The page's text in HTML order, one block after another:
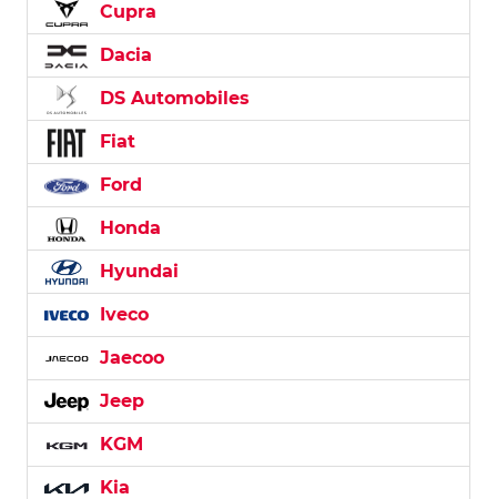
Cupra
Dacia
DS Automobiles
Fiat
Ford
Honda
Hyundai
Iveco
Jaecoo
Jeep
KGM
Kia